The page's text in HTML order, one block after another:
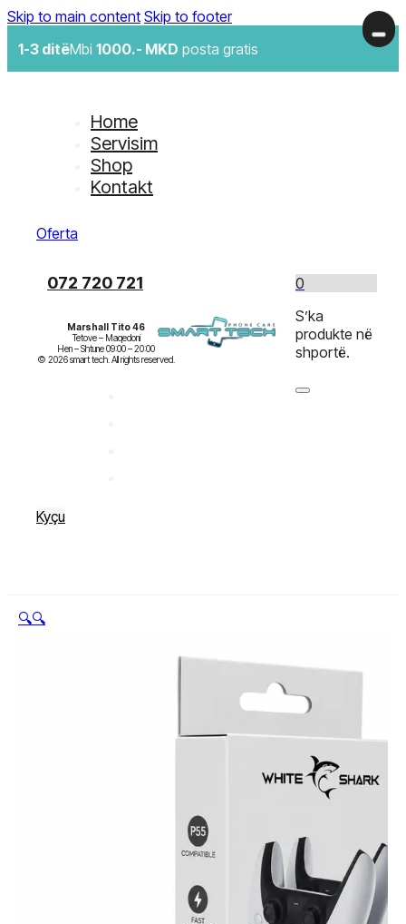
Skip to main content Skip to footer
1-3 ditëMbi 1000.- MKD posta gratis
Home
Servisim
Shop
Kontakt
Oferta
072 720 721
Marshall Tito 46
Tetove – Maqedoni
Hen – Shtune 09:00 – 20:00
Kyçu
0
S’ka
produkte në
shportë.
🔍🔍